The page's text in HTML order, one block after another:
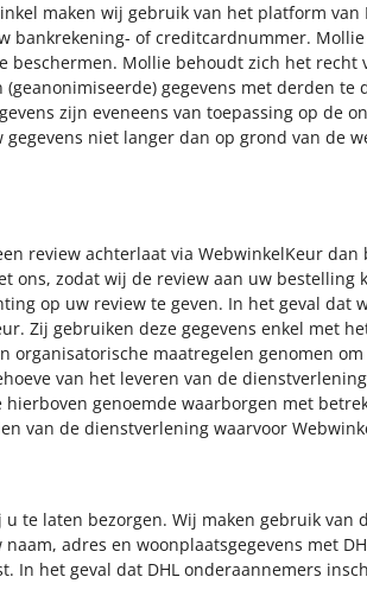
maken wij gebruik van het platform
bankrekening- of creditcardnummer.
Mollie behoudt zich het recht
gegevens met derden te
zijn eveneens van toepassing op de
niet langer dan op grond van de
review achterlaat via WebwinkelKeur
ons, zodat wij de review aan uw bestelling
op uw review te geven. In het geval dat
Zij gebruiken deze gegevens enkel met
maatregelen genomen
van het leveren van de
genoemde waarborgen met
van de dienstverlening waarvoor
te laten bezorgen. Wij maken gebruik van
adres en woonplaatsgegevens met
het geval dat DHL onderaannemers